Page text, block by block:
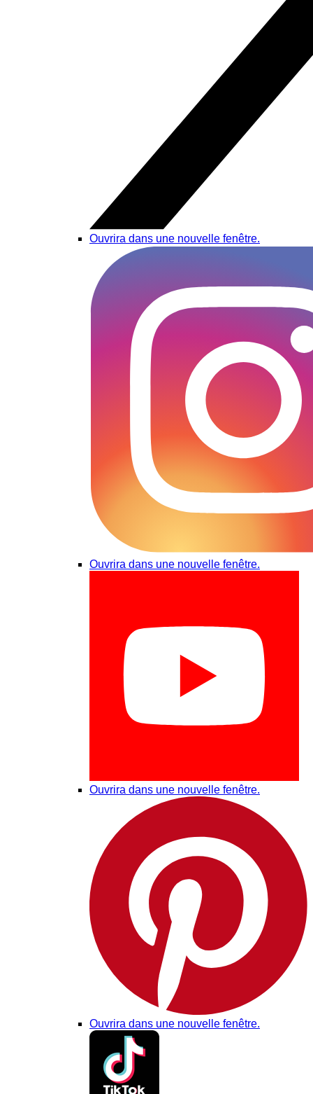
Ouvrira dans une nouvelle fenêtre.
Ouvrira dans une nouvelle fenêtre.
Ouvrira dans une nouvelle fenêtre.
Ouvrira dans une nouvelle fenêtre.